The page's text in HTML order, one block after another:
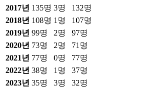
2017년 135명 3명 132명
2018년 108명 1 명 107명
2019년 99명 2명 97명
2020년 73명 2명 71 명
2021 년 77명 0명 77명
2022년 38명 1 명 37명
2023년 35명 3명 32명